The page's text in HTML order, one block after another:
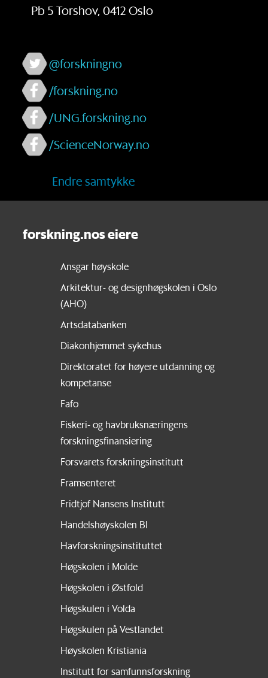
Pb 5 Torshov, 0412 Oslo
@forskningno
/forskning.no
/UNG.forskning.no
/ScienceNorway.no
Endre samtykke
forskning.nos eiere
Ansgar høyskole
Arkitektur- og designhøgskolen i Oslo
(AHO)
Artsdatabanken
Diakonhjemmet sykehus
Direktoratet for høyere utdanning og
kompetanse
Fafo
Fiskeri- og havbruksnæringens
forskningsfinansiering
Forsvarets forskningsinstitutt
Framsenteret
Fridtjof Nansens Institutt
Handelshøyskolen BI
Havforskningsinstituttet
Høgskolen i Molde
Høgskolen i Østfold
Høgskulen i Volda
Høgskulen på Vestlandet
Høyskolen Kristiania
Institutt for samfunnsforskning